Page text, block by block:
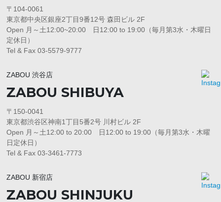
〒104-0061
東京都中央区銀座2丁目9番12号 森田ビル 2F
Open 月～土12:00~20:00 日12:00 to 19:00（毎月第3水・木曜日
定休日）
Tel & Fax 03-5579-9777
ZABOU 渋谷店
ZABOU SHIBUYA
〒150-0041
東京都渋谷区神南1丁目5番2号 川村ビル 2F
Open 月～土12:00 to 20:00 日12:00 to 19:00（毎月第3水・木曜
日定休日）
Tel & Fax 03-3461-7773
ZABOU 新宿店
ZABOU SHINJUKU